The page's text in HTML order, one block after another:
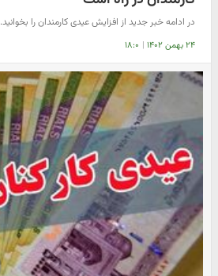
در ادامه خبر جدید از افزایش عیدی کارمندان را بخوانید.
۲۴ بهمن ۱۴۰۲ | ۱۸:۰